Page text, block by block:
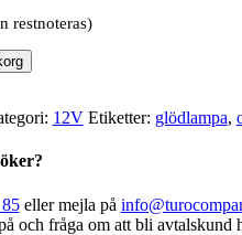
restnoteras)
12V Etiketter: glödlampa,
eller mejla på
och fråga om att bli avtalskund